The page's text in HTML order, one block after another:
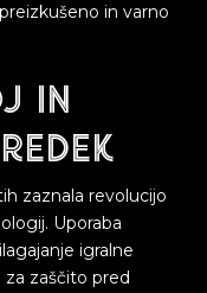
in varno
in
zaznala revolucijo
Uporaba
igralne
zaščito pred